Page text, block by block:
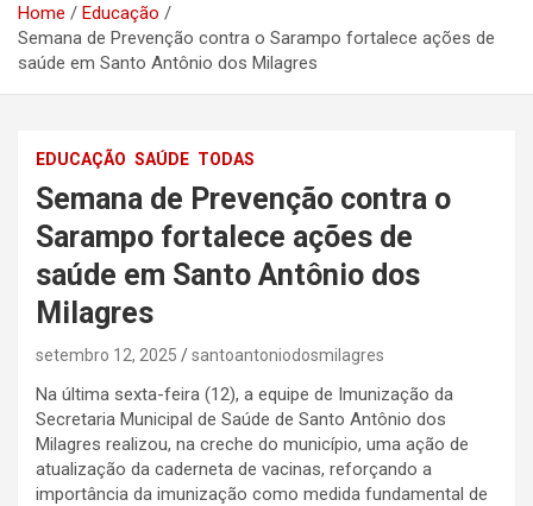
Home
Educação
Semana de Prevenção contra o Sarampo fortalece ações de
saúde em Santo Antônio dos Milagres
EDUCAÇÃO SAÚDE TODAS
Semana de Prevenção contra o
Sarampo fortalece ações de
saúde em Santo Antônio dos
Milagres
setembro 12, 2025 santoantoniodosmilagres
Na última sexta-feira (12), a equipe de Imunização da
Secretaria Municipal de Saúde de Santo Antônio dos
Milagres realizou, na creche do município, uma ação de
atualização da caderneta de vacinas, reforçando a
importância da imunização como medida fundamental de